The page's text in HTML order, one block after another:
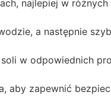
najlepiej w
a następnie
w odpowiednich
aby zapewnić